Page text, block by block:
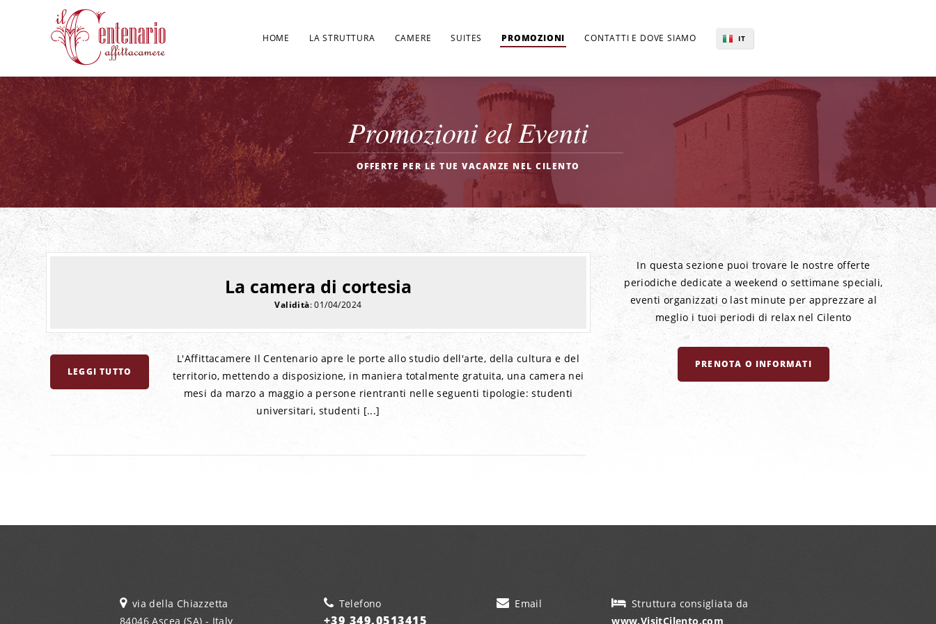
HOME LA STRUTTURA CAMERE SUITES PROMOZIONI CONTATTI E DOVE SIAMO IT
Promozioni ed Eventi
OFFERTE PER LE TUE VACANZE NEL CILENTO
La camera di cortesia
Validità: 01/04/2024
LEGGI TUTTO
L'Affittacamere Il Centenario apre le porte allo studio dell'arte, della cultura e del
territorio, mettendo a disposizione, in maniera totalmente gratuita, una camera nei
mesi da marzo a maggio a persone rientranti nelle seguenti tipologie: studenti
universitari, studenti [...]
In questa sezione puoi trovare le nostre offerte
periodiche dedicate a weekend o settimane speciali,
eventi organizzati o last minute per apprezzare al
meglio i tuoi periodi di relax nel Cilento
PRENOTA O INFORMATI
via della Chiazzetta
84046 Ascea (SA) - Italy
Telefono
+39 349.0513415
Email
Struttura consigliata da
www.VisitCilento.com